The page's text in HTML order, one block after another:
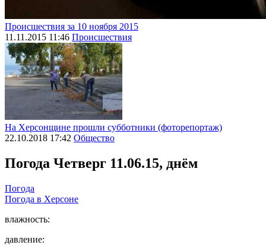
Происшествия за 10 ноября 2015
11.11.2015 11:46 Происшествия
На Херсонщине прошли субботники (фоторепортаж)
22.10.2018 17:42 Общество
Погода Четверг 11.06.15, днём
Погода
Погода в Херсоне
влажность:
давление: